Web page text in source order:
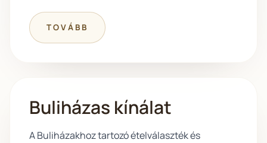
TOVÁBB
Buliházas kínálat
A Buliházakhoz tartozó ételválaszték és